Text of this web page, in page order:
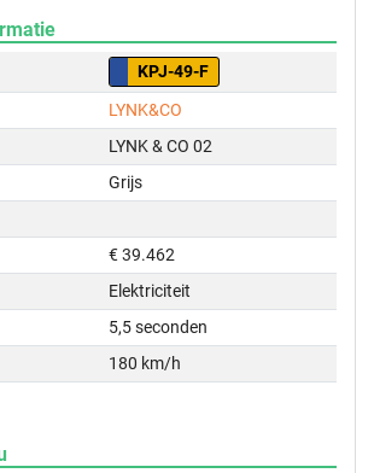
KPJ-49-F
LYNK&CO
LYNK & CO 02
Grijs
€ 39.462
Elektriciteit
5,5 seconden
180 km/h